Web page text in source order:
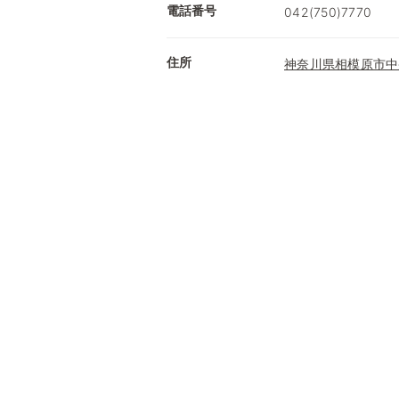
電話番号 042(750)7770
住所 神奈川県相模原市